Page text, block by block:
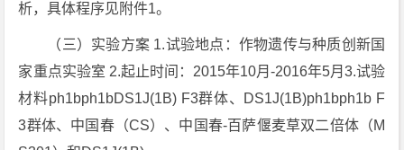
析，具体程序见附件1。
（三）实验方案 1.试验地点：作物遗传与种质创新国
家重点实验室 2.起止时间：2015年10月-2016年5月3.试验
材料ph1bph1bDS1J(1B) F3群体、DS1J(1B)ph1bph1b F
3群体、中国春（CS）、中国春-百萨偃麦草双二倍体（M